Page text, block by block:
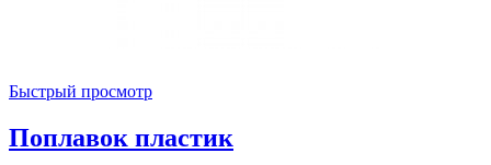
Быстрый просмотр
Поплавок пластик